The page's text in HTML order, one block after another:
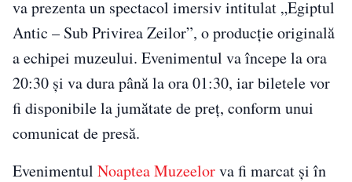
va prezenta un spectacol imersiv intitulat „Egiptul
Antic – Sub Privirea Zeilor”, o producție originală
a echipei muzeului. Evenimentul va începe la ora
20:30 și va dura până la ora 01:30, iar biletele vor
fi disponibile la jumătate de preț, conform unui
comunicat de presă.
Evenimentul Noaptea Muzeelorva fi marcat și în